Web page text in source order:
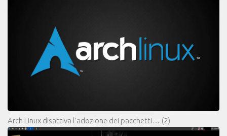
Arch Linux disattiva l’adozione dei pacchetti… (2)